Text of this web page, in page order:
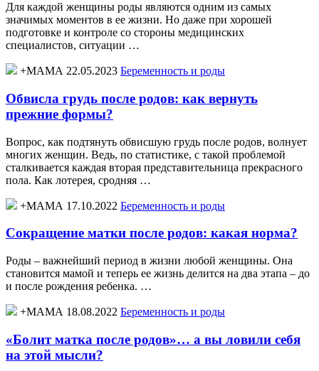
Для каждой женщины роды являются одним из самых
значимых моментов в ее жизни. Но даже при хорошей
подготовке и контроле со стороны медицинских
специалистов, ситуации …
+МАМА 22.05.2023 Беременность и роды
Обвисла грудь после родов: как вернуть
прежние формы?
Вопрос, как подтянуть обвисшую грудь после родов, волнует
многих женщин. Ведь, по статистике, с такой проблемой
сталкивается каждая вторая представительница прекрасного
пола. Как лотерея, сродняя …
+МАМА 17.10.2022 Беременность и роды
Сокращение матки после родов: какая норма?
Роды – важнейший период в жизни любой женщины. Она
становится мамой и теперь ее жизнь делится на два этапа – до
и после рождения ребенка. …
+МАМА 18.08.2022 Беременность и роды
«Болит матка после родов»… а вы ловили себя
на этой мысли?